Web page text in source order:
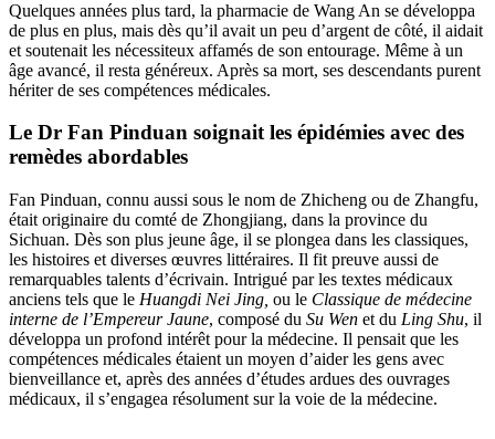
Quelques années plus tard, la pharmacie de Wang An se développa
de plus en plus, mais dès qu’il avait un peu d’argent de côté, il aidait
et soutenait les nécessiteux affamés de son entourage. Même à un
âge avancé, il resta généreux. Après sa mort, ses descendants purent
hériter de ses compétences médicales.
Le Dr Fan Pinduan soignait les épidémies avec des
remèdes abordables
Fan Pinduan, connu aussi sous le nom de Zhicheng ou de Zhangfu,
était originaire du comté de Zhongjiang, dans la province du
Sichuan. Dès son plus jeune âge, il se plongea dans les classiques,
les histoires et diverses œuvres littéraires. Il fit preuve aussi de
remarquables talents d’écrivain. Intrigué par les textes médicaux
anciens tels que le Huangdi Nei Jing, ou le Classique de médecine
interne de l’Empereur Jaune, composé du Su Wen et du Ling Shu, il
développa un profond intérêt pour la médecine. Il pensait que les
compétences médicales étaient un moyen d’aider les gens avec
bienveillance et, après des années d’études ardues des ouvrages
médicaux, il s’engagea résolument sur la voie de la médecine.